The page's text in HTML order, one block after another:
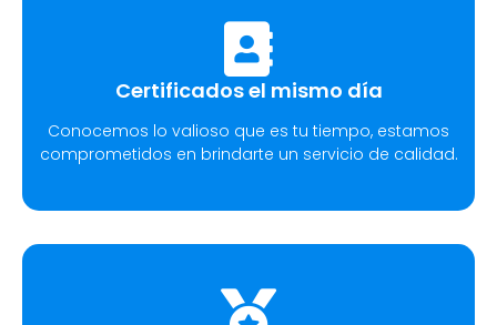
Certificados el mismo día
Conocemos lo valioso que es tu tiempo, estamos
comprometidos en brindarte un servicio de calidad.